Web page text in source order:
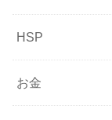
HSP
お金